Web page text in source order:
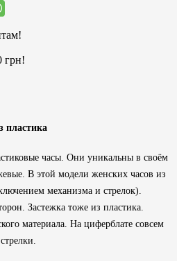
грн!
пластика
часы. Они уникальны в своём
В этой модели женских часов из
механизма и стрелок).
Застежка тоже из пластика.
материала. На циферблате совсем